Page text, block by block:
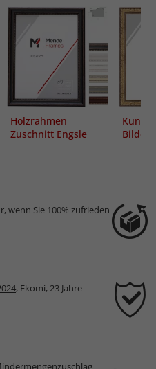
Holzrahmen
Zuschnitt Engsle
wenn Sie 100% zufrieden
, Ekomi, 23 Jahre